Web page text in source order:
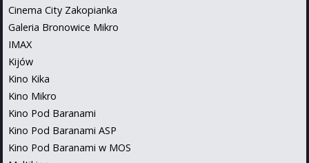
Cinema City Zakopianka
Galeria Bronowice Mikro
IMAX
Kijów
Kino Kika
Kino Mikro
Kino Pod Baranami
Kino Pod Baranami ASP
Kino Pod Baranami w MOS